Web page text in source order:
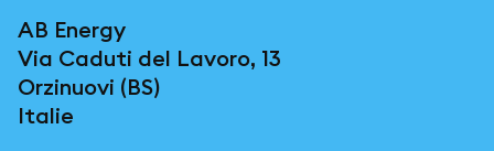
AB Energy
Via Caduti del Lavoro, 13
Orzinuovi (BS)
Italie